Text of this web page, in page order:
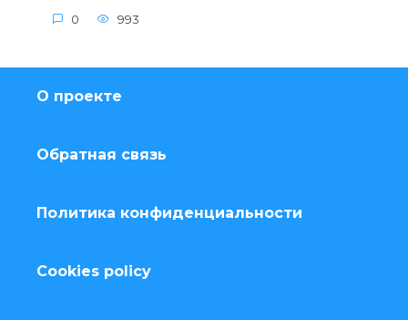
0 993
О проекте
Обратная связь
Политика конфиденциальности
Cookies policy